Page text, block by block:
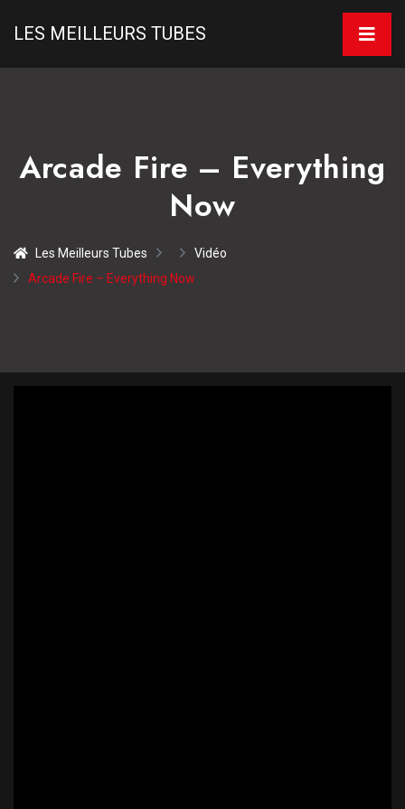
LES MEILLEURS TUBES
Arcade Fire – Everything
Now
Les Meilleurs Tubes
Vidéo
Arcade Fire – Everything Now